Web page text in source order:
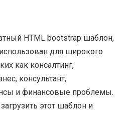
HTML bootstrap шаблон,
для широкого
как консалтинг,
консультант,
и финансовые проблемы.
этот шаблон и